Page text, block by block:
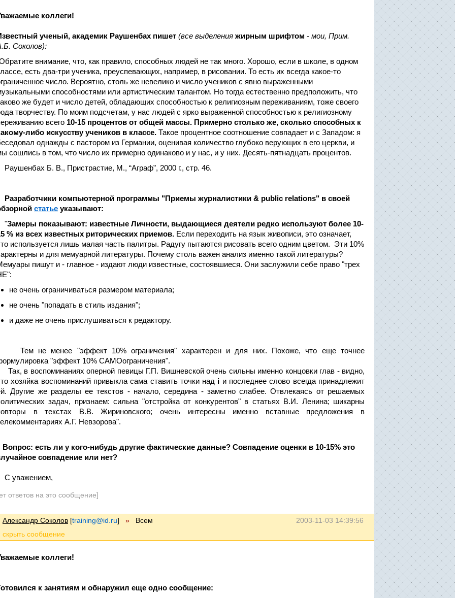
коллеги!
ученый, академик Раушенбах пишет (все выделения жирным шрифтом - мои, Прим.
Соколов):
внимание, что, как правило, способных людей не так много. Хорошо, если в школе, в одном
есть два-три ученика, преуспевающих, например, в рисовании. То есть их всегда какое-то
число. Вероятно, столь же невелико и число учеников с явно выраженными
способностями или артистическим талантом. Но тогда естественно предположить, что
же будет и число детей, обладающих способностью к религиозным переживаниям, тоже своего
творчеству. По моим подсчетам, у нас людей с ярко выраженной способностью к религиозному
всего 10-15 процентов от общей массы. Примерно столько же, сколько способных к
либо искусству учеников в классе. Такое процентное соотношение совпадает и с Западом: я
однажды с пастором из Германии, оценивая количество глубоко верующих в его церкви, и
сошлись в том, что число их примерно одинаково и у нас, и у них. Десять-пятнадцать процентов.
Б. В., Пристрастие, М., “Аграф”, 2000 г., стр. 46.
компьютерной программы "Приемы журналистики & public relations" в своей
статье указывают:
Замеры показывают: известные Личности, выдающиеся деятели редко используют более 10-
% из всех известных риторических приемов. Если переходить на язык живописи, это означает,
используется лишь малая часть палитры. Радугу пытаются рисовать всего одним цветом. Эти 10%
и для мемуарной литературы. Почему столь важен анализ именно такой литературы?
пишут и - главное - издают люди известные, состоявшиеся. Они заслужили себе право "трех
не очень ограничиваться размером материала;
не очень "попадать в стиль издания";
и даже не очень прислушиваться к редактору.
не менее "эффект 10% ограничения" характерен и для них. Похоже, что еще точнее
"эффект 10% САМОограничения".
в воспоминаниях оперной певицы Г.П. Вишневской очень сильны именно концовки глав - видно,
хозяйка воспоминаний привыкла сама ставить точки над i и последнее слово всегда принадлежит
Другие же разделы ее текстов - начало, середина - заметно слабее. Отвлекаясь от решаемых
задач, признаем: сильна "отстройка от конкурентов" в статьях В.И. Ленина; шикарны
в текстах В.В. Жириновского; очень интересны именно вставные предложения в
А.Г. Невзорова".
есть ли у кого-нибудь другие фактические данные? Совпадение оценки в 10-15% это
совпадение или нет?
уважением,
ответов на это сообщение]
2003-11-03 14:39:56
Александр Соколов [training@id.ru] » Всем
коллеги!
к занятиям и обнаружил еще одно сообщение: